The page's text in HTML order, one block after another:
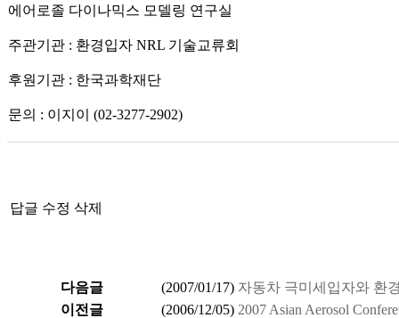
에어로졸 다이나믹스 모델링 연구실
주관기관 : 환경입자 NRL 기술교류회
후원기관 : 한국과학재단
문의 : 이지이 (02-3277-2902)
답글 수정 삭제
다음글 (2007/01/17) 자동차 극미세입자와 환
이전글
(2006/12/05) 2007 Asian Aerosol